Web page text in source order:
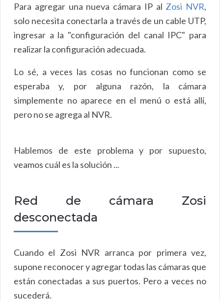
Para agregar una nueva cámara IP al Zosi NVR,
solo necesita conectarla a través de un cable UTP,
ingresar a la "configuración del canal IPC" para
realizar la configuración adecuada.
Lo sé, a veces las cosas no funcionan como se
esperaba y, por alguna razón, la cámara
simplemente no aparece en el menú o está allí,
pero no se agrega al NVR.
Hablemos de este problema y por supuesto,
veamos cuál es la solución ...
Red de cámara Zosi
desconectada
Cuando el Zosi NVR arranca por primera vez,
supone reconocer y agregar todas las cámaras que
están conectadas a sus puertos. Pero a veces no
sucederá.